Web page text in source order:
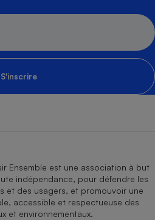
S'inscrire
Ensemble est une association à but
indépendance, pour défendre les
et des usagers, et promouvoir une
accessible et respectueuse des
et environnementaux.